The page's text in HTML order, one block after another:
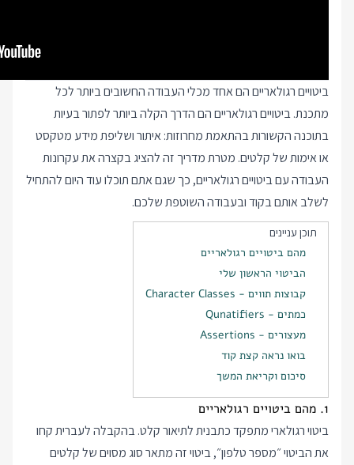
ביטויים רגולאריים הם אחד מכלי העבודה החשובים ביותר לכל
מתכנת. ביטויים רגולאריים הם הדרך הקלה ביותר לפתור בעיות
בתוכנה הקשורות בהתאמת מחרוזות: איתור ושליפת מידע מטקסט
או אימות של קלטים. מטרת מדריך זה להציג בקצרה את עקרונות
העבודה עם ביטויים רגולאריים, כך שגם אתם תוכלו עוד היום להתחיל
לשלב אותם בקוד ובעבודה השוטפת שלכם.
תוכן עניינים
מהם ביטויים רגולאריים
הביטוי הראשון שלי
קבוצות תווים - Character Classes
כמתים - Qunatifiers
מעצורים - Assertions
בואו נראה קצת קוד
סיכום וקריאת המשך
1. מהם ביטויים רגולאריים
ביטוי רגולארי מתפקד כתבנית לתיאור קלט. בהקבלה לעברית קחו
את הביטוי ״מספר טלפון״, ביטוי זה מתאר סוג מסוים של קלטים